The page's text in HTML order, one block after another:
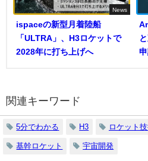
News
ispaceの新型月着陸船
「ULTRA」、H3ロケットで
2028年に打ち上げへ
関連キーワード
5分でわかる H3 ロケット
基幹ロケット 宇宙開発